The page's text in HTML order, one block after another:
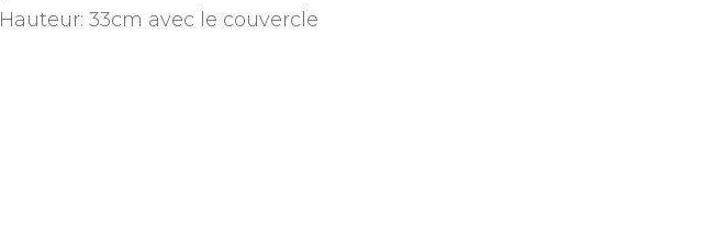
Hauteur: 33cm avec le couvercle